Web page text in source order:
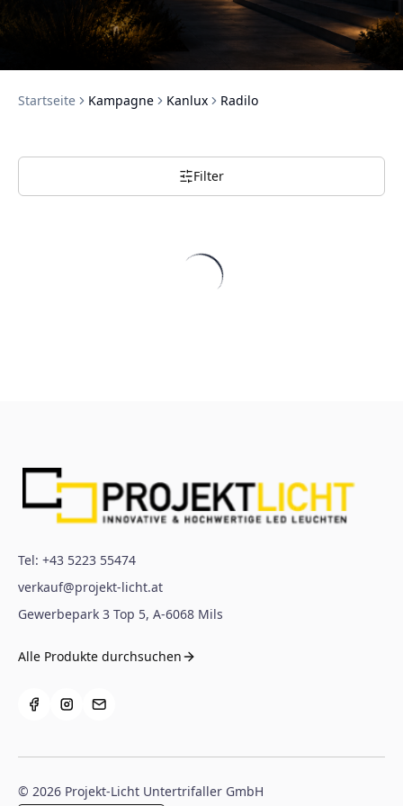
Startseite Kampagne Kanlux Radilo
Filter
Tel: +43 5223 55474
verkauf@projekt-licht.at
Gewerbepark 3 Top 5, A-6068 Mils
Alle Produkte durchsuchen
© 2026 Projekt-Licht Untertrifaller GmbH